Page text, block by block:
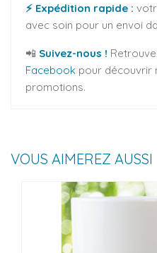
⚡ Expédition rapide :
avec soin pour un envoi
📲 Suivez-nous !
Facebook pour découvrir
promotions.
VOUS AIMEREZ AUSSI